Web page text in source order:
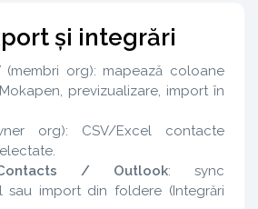
și integrări
(membri org): mapează coloane
previzualizare, import în
org): CSV/Excel contacte
/ Outlook: sync
sau import din foldere (Integrări